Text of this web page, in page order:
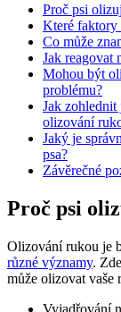
Proč psi
Které faktory
Co může
Jak reagovat
Mohou být
problému?
Jak zohlednit
olizování
Jaký ⁣je
psa?
Závěrečné
Proč psi
Olizování rukou je⁣
různé významy.
může olizovat⁢ vaše
Vyjadřování